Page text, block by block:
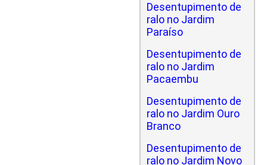
Desentupimento de
ralo no Jardim
Paraíso
Desentupimento de
ralo no Jardim
Pacaembu
Desentupimento de
ralo no Jardim Ouro
Branco
Desentupimento de
ralo no Jardim Novo